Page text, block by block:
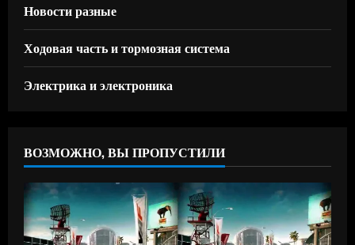
Новости разные
Ходовая часть и тормозная система
Электрика и электроника
ВОЗМОЖНО, ВЫ ПРОПУСТИЛИ